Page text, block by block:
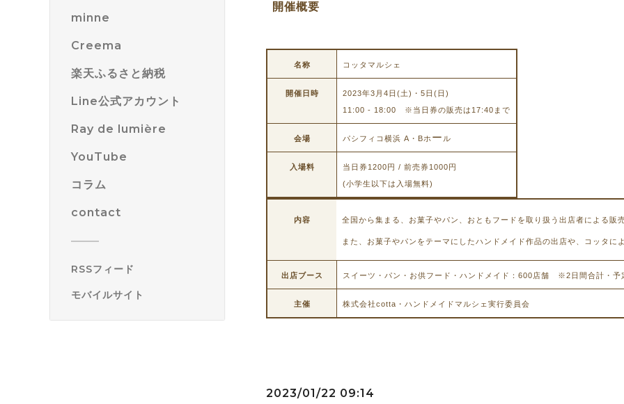
minne
Creema
楽天ふるさと納税
Line公式アカウント
Ray de lumière
YouTube
コラム
contact
RSSフィード
モバイルサイト
開催概要
名称 コッタマルシェ
開催日時
2023年3月4日(土)・5日(日)
11:00 - 18:00 ※当日券の販売は17:40まで
会場 パシフィコ横浜 A・Bホ ー ル
入場料
当日券1200円 / 前売券1000円
(小学生以下は入場無料)
内容 全国から集まる、お菓子やパン、おともフードを取り扱う出店者による販売
また、お菓子やパンをテーマにしたハンドメイド作品の出店や、コッタに
出店ブース スイーツ・パン・お供フード・ハンドメイド：600店舗 ※2日間合計・予
主催 株式会社cotta・ハンドメイドマルシェ実行委員会
2023/01/22 09:14